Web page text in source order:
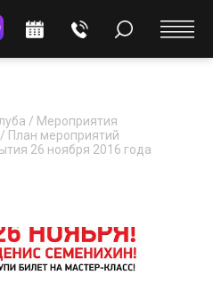
/ Мероприятия
/ План мероприятий
26 ноября 2016 года